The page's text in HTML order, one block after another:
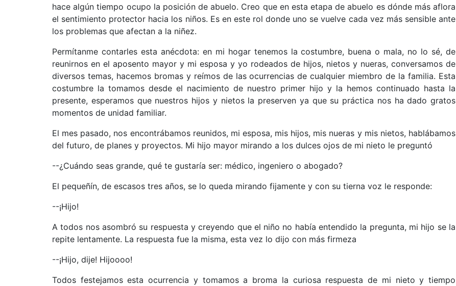
hace algún tiempo ocupo la posición de abuelo. Creo que en esta etapa de abuelo es dónde más aflora
el sentimiento protector hacia los niños. Es en este rol donde uno se vuelve cada vez más sensible ante
los problemas que afectan a la niñez.
Permítanme contarles esta anécdota: en mi hogar tenemos la costumbre, buena o mala, no lo sé, de
reunirnos en el aposento mayor y mi esposa y yo rodeados de hijos, nietos y nueras, conversamos de
diversos temas, hacemos bromas y reímos de las ocurrencias de cualquier miembro de la familia. Esta
costumbre la tomamos desde el nacimiento de nuestro primer hijo y la hemos continuado hasta la
presente, esperamos que nuestros hijos y nietos la preserven ya que su práctica nos ha dado gratos
momentos de unidad familiar.
El mes pasado, nos encontrábamos reunidos, mi esposa, mis hijos, mis nueras y mis nietos, hablábamos
del futuro, de planes y proyectos. Mi hijo mayor mirando a los dulces ojos de mi nieto le preguntó
--¿Cuándo seas grande, qué te gustaría ser: médico, ingeniero o abogado?
El pequeñín, de escasos tres años, se lo queda mirando fijamente y con su tierna voz le responde:
--¡Hijo!
A todos nos asombró su respuesta y creyendo que el niño no había entendido la pregunta, mi hijo se la
repite lentamente. La respuesta fue la misma, esta vez lo dijo con más firmeza
--¡Hijo, dije! Hijoooo!
Todos festejamos esta ocurrencia y tomamos a broma la curiosa respuesta de mi nieto y tiempo